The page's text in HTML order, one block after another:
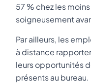
57 % chez les
soigneusement
Par ailleurs, les
à distance
leurs opportunités
présents au